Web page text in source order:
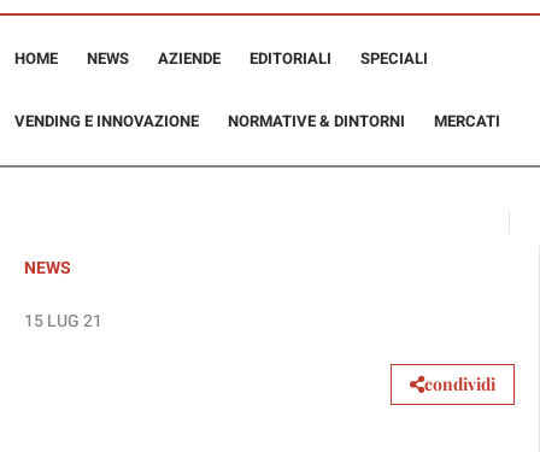
HOME NEWS AZIENDE EDITORIALI SPECIALI
VENDING E INNOVAZIONE NORMATIVE & DINTORNI MERCATI
NEWS
15 LUG 21
condividi